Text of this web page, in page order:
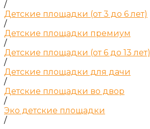
/
Детские площадки (от 3 до 6 лет)
/
Детские площадки премиум
/
Детские площадки (от 6 до 13 лет)
/
Детские площадки для дачи
/
Детские площадки во двор
/
Эко детские площадки
/